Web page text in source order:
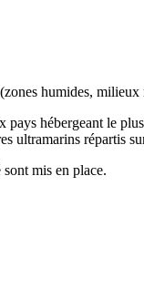
humides,
hébergeant le
ultramarins répartis
mis en place.